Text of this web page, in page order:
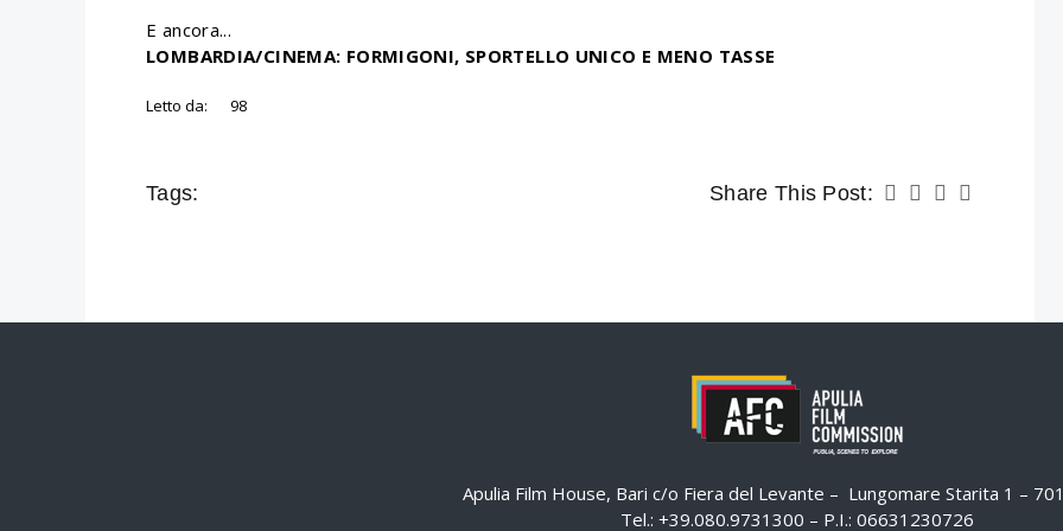
E ancora...
LOMBARDIA/CINEMA: FORMIGONI, SPORTELLO UNICO E MENO TASSE
Letto da: 98
Tags: Share This Post:
Apulia Film House, Bari c/o Fiera del Levante – Lungomare Starita 1 –
Tel.: +39.080.9731300 – P.I.: 06631230726